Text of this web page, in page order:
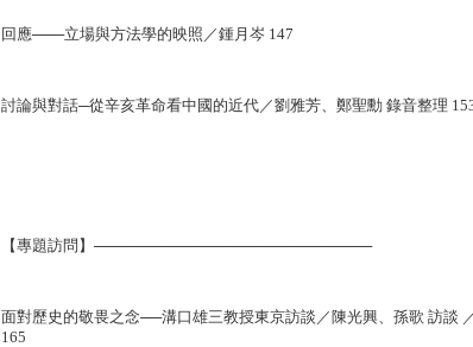
回應───立場與方法學的映照／鍾月岑 147
討論與對話─從辛亥革命看中國的近代／劉雅芳、鄭聖勳 錄音整理
【專題訪問】──────────────────────────
面對歷史的敬畏之念──溝口雄三教授東京訪談／陳光興、孫歌 訪談
165